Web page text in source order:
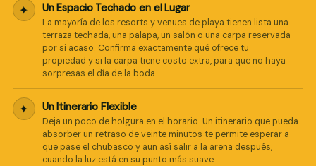
✦ Un Espacio Techado en el Lugar
La mayoría de los resorts y venues de playa tienen lista una
terraza techada, una palapa, un salón o una carpa reservada
por si acaso. Confirma exactamente qué ofrece tu
propiedad y si la carpa tiene costo extra, para que no haya
sorpresas el día de la boda.
✦ Un Itinerario Flexible
Deja un poco de holgura en el horario. Un itinerario que pueda
absorber un retraso de veinte minutos te permite esperar a
que pase el chubasco y aun así salir a la arena después,
cuando la luz está en su punto más suave.